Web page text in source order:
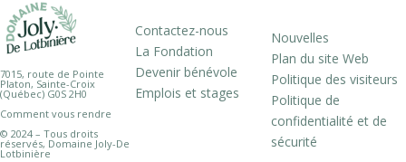
7015, route de Pointe
Platon, Sainte-Croix
(Québec) G0S 2H0
Comment vous rendre
© 2024 – Tous droits
réservés, Domaine Joly-De
Lotbinière
Contactez-nous
La Fondation
Devenir bénévole
Emplois et stages
Nouvelles
Plan du site Web
Politique des visiteurs
Politique de
confidentialité et de
sécurité